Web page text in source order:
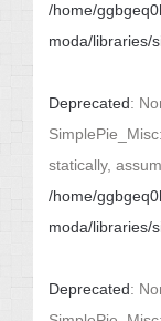
/home/
moda/libraries/
Deprecated:
statically,
/home/
moda/libraries/
Deprecated: